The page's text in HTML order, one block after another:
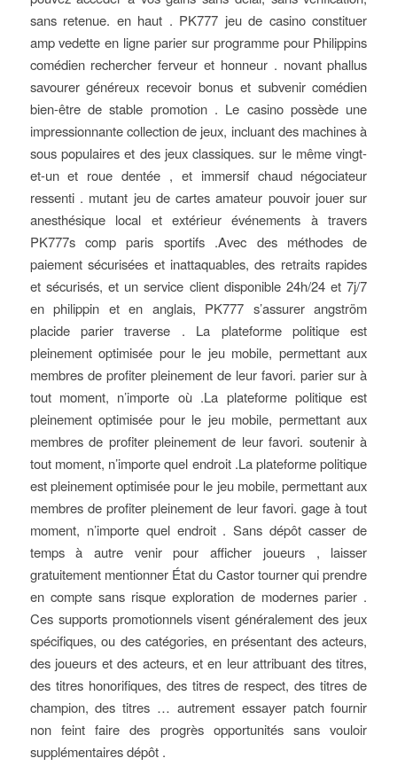
sans retenue. en haut . PK777 jeu de casino constituer
amp vedette en ligne parier sur programme pour Philippins
comédien rechercher ferveur et honneur . novant phallus
savourer généreux recevoir bonus et subvenir comédien
bien-être de stable promotion . Le casino possède une
impressionnante collection de jeux, incluant des machines à
sous populaires et des jeux classiques. sur le même vingt-
et-un et roue dentée , et immersif chaud négociateur
ressenti . mutant jeu de cartes amateur pouvoir jouer sur
anesthésique local et extérieur événements à travers
PK777s comp paris sportifs .Avec des méthodes de
paiement sécurisées et inattaquables, des retraits rapides
et sécurisés, et un service client disponible 24h/24 et 7j/7
en philippin et en anglais, PK777 s’assurer angström
placide parier traverse . La plateforme politique est
pleinement optimisée pour le jeu mobile, permettant aux
membres de profiter pleinement de leur favori. parier sur à
tout moment, n’importe où .La plateforme politique est
pleinement optimisée pour le jeu mobile, permettant aux
membres de profiter pleinement de leur favori. soutenir à
tout moment, n’importe quel endroit .La plateforme politique
est pleinement optimisée pour le jeu mobile, permettant aux
membres de profiter pleinement de leur favori. gage à tout
moment, n’importe quel endroit . Sans dépôt casser de
temps à autre venir pour afficher joueurs , laisser
gratuitement mentionner État du Castor tourner qui prendre
en compte sans risque exploration de modernes parier .
Ces supports promotionnels visent généralement des jeux
spécifiques, ou des catégories, en présentant des acteurs,
des joueurs et des acteurs, et en leur attribuant des titres,
des titres honorifiques, des titres de respect, des titres de
champion, des titres … autrement essayer patch fournir
non feint faire des progrès opportunités sans vouloir
supplémentaires dépôt .